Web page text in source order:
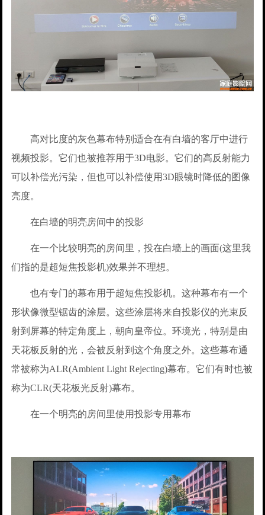
高对比度的灰色幕布特别适合在有白墙的客厅中进行
视频投影。它们也被推荐用于3D电影。它们的高反射能力
可以补偿光污染，但也可以补偿使用3D眼镜时降低的图像
亮度。
在白墙的明亮房间中的投影
在一个比较明亮的房间里，投在白墙上的画面(这里我
们指的是超短焦投影机)效果并不理想。
也有专门的幕布用于超短焦投影机。这种幕布有一个
形状像微型锯齿的涂层。这些涂层将来自投影仪的光束反
射到屏幕的特定角度上，朝向皇帝位。环境光，特别是由
天花板反射的光，会被反射到这个角度之外。这些幕布通
常被称为ALR(Ambient Light Rejecting)幕布。它们有时也被
称为CLR(天花板光反射)幕布。
在一个明亮的房间里使用投影专用幕布